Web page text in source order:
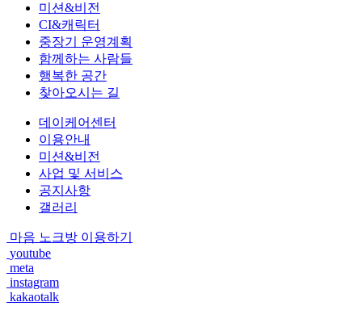
미션&비전
CI&캐릭터
중장기 운영계획
함께하는 사람들
행복한 공간
찾아오시는 길
데이케어센터
이용안내
미션&비전
사업 및 서비스
공지사항
갤러리
마음 노크방 이용하기
youtube
meta
instagram
kakaotalk